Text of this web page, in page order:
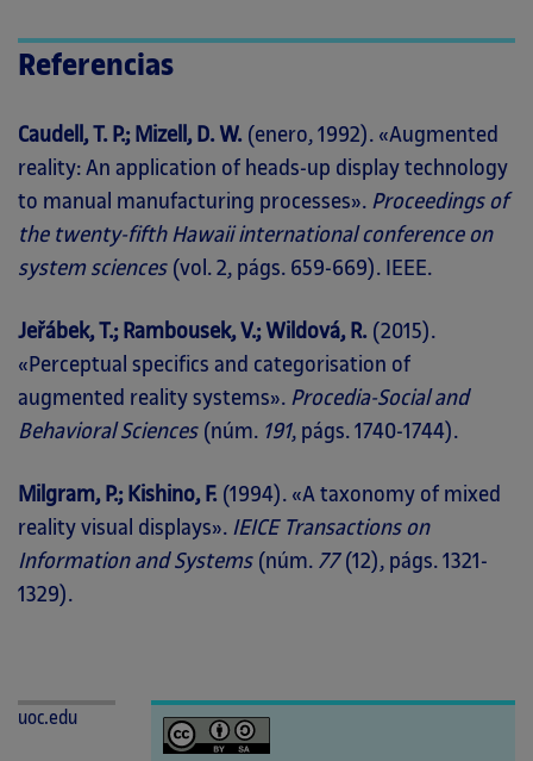
Referencias
Caudell, T. P.; Mizell, D. W.(enero, 1992). «Augmented
reality: An application of heads-up display technology
to manual manufacturing processes». Proceedings of
the twenty-fifth Hawaii international conference on
system sciences(vol. 2, págs. 659-669). IEEE.
Jeřábek, T.; Rambousek, V.; Wildová, R.(2015).
«Perceptual specifics and categorisation of
augmented reality systems». Procedia-Social and
Behavioral Sciences(núm. 191, págs. 1740-1744).
Milgram, P.; Kishino, F.(1994). «A taxonomy of mixed
reality visual displays». IEICE Transactions on
Information and Systems(núm. 77(12), págs. 1321-
1329).
uoc.edu